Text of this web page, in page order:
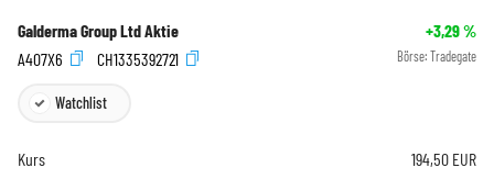
Galderma Group Ltd Aktie +3,29%
A407X6
CH1335392721 Börse: Tradegate
Watchlist
Kurs 194,50 EUR